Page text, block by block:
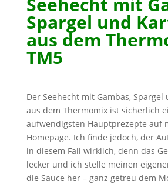
Spargel und
aus dem
TM5
Der Seehecht mit Gambas,
aus dem Thermomix ist sicherlich
aufwendigsten Hauptprezepte auf
Homepage. Ich finde jedoch, der
in diesem Fall wirklich, denn das
lecker und ich stelle meinen
die Sauce her – ganz getreu dem